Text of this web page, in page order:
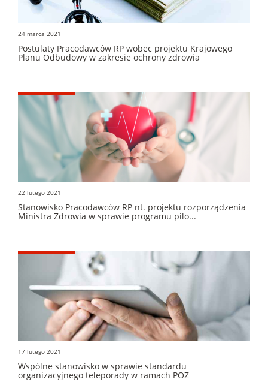
24 marca 2021
Postulaty Pracodawców RP wobec projektu Krajowego
Planu Odbudowy w zakresie ochrony zdrowia
22 lutego 2021
Stanowisko Pracodawców RP nt. projektu rozporządzenia
Ministra Zdrowia w sprawie programu pilo...
17 lutego 2021
Wspólne stanowisko w sprawie standardu
organizacyjnego teleporady w ramach POZ